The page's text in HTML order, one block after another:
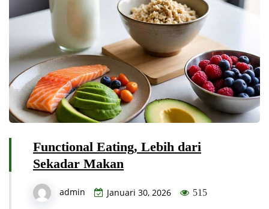
Functional Eating, Lebih dari
Sekadar Makan
admin Januari 30, 2026 515